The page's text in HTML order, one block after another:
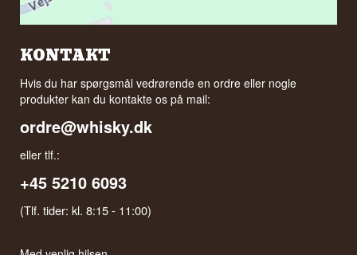
KONTAKT
Hvis du har spørgsmål vedrørende en ordre eller nogle
produkter kan du kontakte os på mail:
ordre@whisky.dk
eller tlf.:
+45 5210 6093
(Tlf. tider: kl. 8:15 - 11:00)